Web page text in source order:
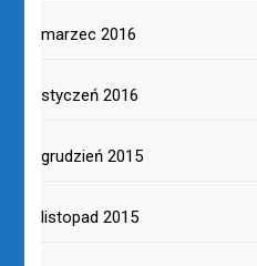
marzec 2016
styczeń 2016
grudzień 2015
listopad 2015